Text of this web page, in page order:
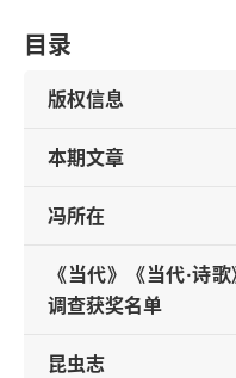
目录
版权信息
本期文章
冯所在
《当代》《当代·诗
调查获奖名单
昆虫志